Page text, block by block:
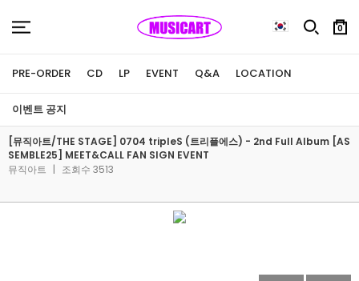
0
PRE-ORDER CD LP EVENT Q&A LOCATION
이벤트 공지
[뮤직아트/THE STAGE] 0704 tripleS (트리플에스) - 2nd Full Album [AS
SEMBLE25] MEET&CALL FAN SIGN EVENT
뮤직아트 | 조회수 3513